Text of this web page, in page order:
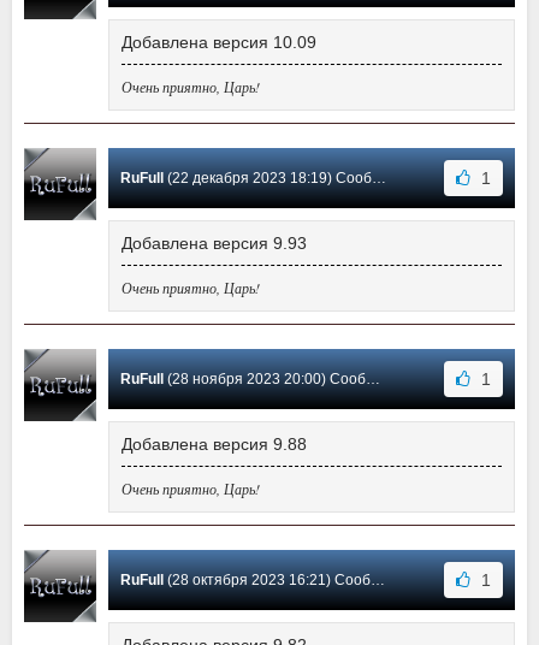
Добавлена версия 10.09
Очень приятно, Царь!
RuFull(22 декабря 2023 18:19) Сообщение #28 1
Добавлена версия 9.93
Очень приятно, Царь!
RuFull(28 ноября 2023 20:00) Сообщение #27 1
Добавлена версия 9.88
Очень приятно, Царь!
RuFull(28 октября 2023 16:21) Сообщение #26 1